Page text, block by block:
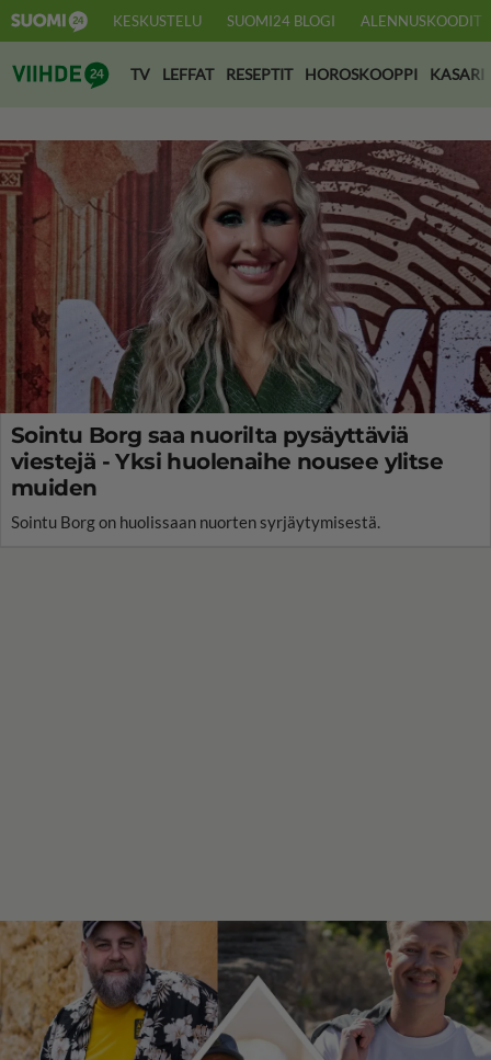
KESKUSTELU SUOMI24 BLOGI ALENNUSKOODIT
Suomi24 Viihde
TV LEFFAT RESEPTIT HOROSKOOPPI KASARI
Sointu Borg saa nuorilta pysäyttäviä
viestejä - Yksi huolenaihe nousee ylitse
muiden
Sointu Borg on huolissaan nuorten syrjäytymisestä.